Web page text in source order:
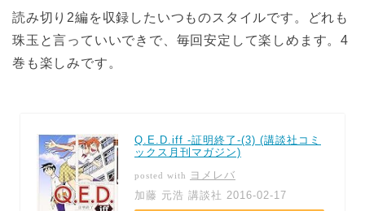
読み切り2編を収録したいつものスタイルです。どれも
珠玉と言っていいできで、毎回安定して楽しめます。4
巻も楽しみです。
Q.E.D.iff -証明終了-(3) (講談社コミ
ックス月刊マガジン)
posted with
ヨメレバ
加藤 元浩 講談社 2016-02-17